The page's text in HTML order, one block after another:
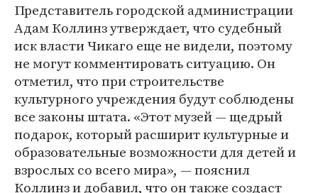
Представитель городской администрации
Адам Коллинз утверждает, что судебный
иск власти Чикаго еще не видели, поэтому
не могут комментировать ситуацию. Он
отметил, что при строительстве
культурного учреждения будут соблюдены
все законы штата. «Этот музей — щедрый
подарок, который расширит культурные и
образовательные возможности для детей и
взрослых со всего мира», — пояснил
Коллинз и добавил, что он также создаст